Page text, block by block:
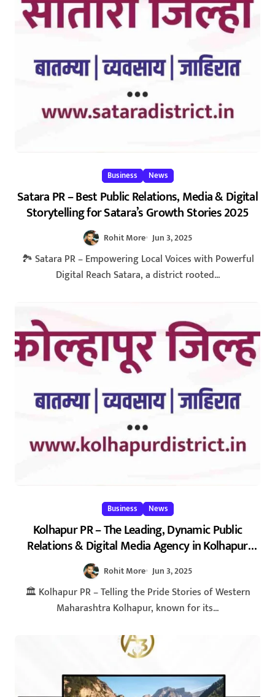
Business News
Satara PR – Best Public Relations, Media & Digital
Storytelling for Satara’s Growth Stories 2025
Rohit More Jun 3, 2025
🏞️ Satara PR – Empowering Local Voices with Powerful
Digital Reach Satara, a district rooted...
Business News
Kolhapur PR – The Leading, Dynamic Public
Relations & Digital Media Agency in Kolhapur
Rohit More Jun 3, 2025
🏛️ Kolhapur PR – Telling the Pride Stories of Western
Maharashtra Kolhapur, known for its...